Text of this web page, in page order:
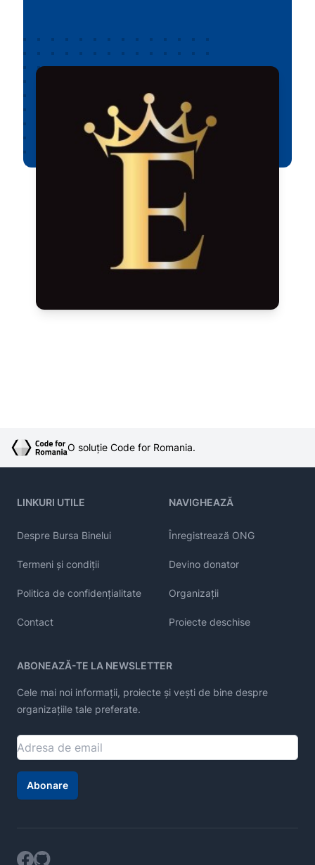
O soluție Code for Romania.
LINKURI UTILE
Despre Bursa Binelui
Termeni și condiții
Politica de confidențialitate
Contact
NAVIGHEAZĂ
Înregistrează ONG
Devino donator
Organizații
Proiecte deschise
ABONEAZĂ-TE LA NEWSLETTER
Cele mai noi informații, proiecte și vești de bine despre
organizațiile tale preferate.
Abonare